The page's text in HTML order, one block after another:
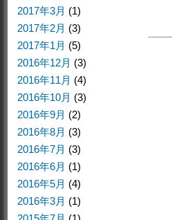
2017年3月 (1)
2017年2月 (3)
2017年1月 (5)
2016年12月 (3)
2016年11月 (4)
2016年10月 (3)
2016年9月 (2)
2016年8月 (3)
2016年7月 (3)
2016年6月 (1)
2016年5月 (4)
2016年3月 (1)